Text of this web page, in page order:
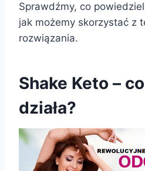
Sprawdźmy, co
jak możemy skorzystać z
rozwiązania.
Shake Keto –
działa?